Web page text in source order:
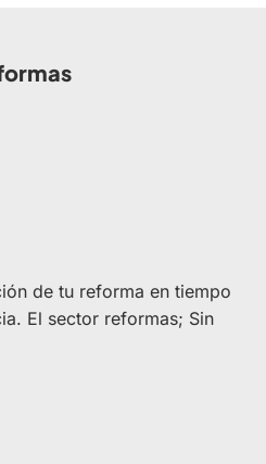
de tu reforma en tiempo
El sector reformas; Sin